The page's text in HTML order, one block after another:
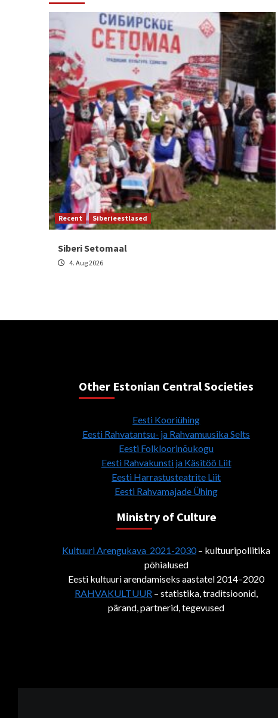
Recent Siberieestlased
Siberi Setomaal
4. Aug 2026
Other Estonian Central Societies
Eesti Kooriühing
Eesti Rahvatantsu- ja Rahvamuusika Selts
Eesti Folkloorinõukogu
Eesti Rahvakunsti ja Käsitöö Liit
Eesti Harrastusteatrite Liit
Eesti Rahvamajade Ühing
Ministry of Culture
Kultuuri Arengukava 2021-2030– kultuuripoliitika
põhialused
Eesti kultuuri arendamiseks aastatel 2014–2020
RAHVAKULTUUR – statistika, traditsioonid,
pärand, partnerid, tegevused